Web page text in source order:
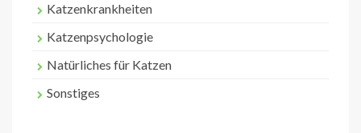
Katzenkrankheiten
Katzenpsychologie
Natürliches für Katzen
Sonstiges